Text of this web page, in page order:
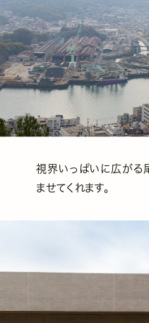
視界いっぱいに広がる
ませてくれます。